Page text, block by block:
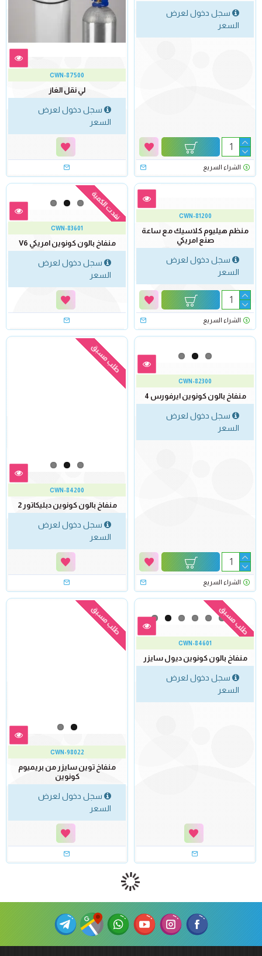
سجل دخول لعرض
السعر
الشراء السريع
CWN-87500
لي نقل الغاز
سجل دخول لعرض
السعر
CWN-81200
منظم هيليوم كلاسيك مع ساعة
صنع امريكي
سجل دخول لعرض
السعر
الشراء السريع
نفدت الكمية
CWN-83601
منفاخ بالون كونوين امريكي V6
سجل دخول لعرض
السعر
CWN-82300
منفاخ بالون كونوين ايرفورس 4
سجل دخول لعرض
السعر
الشراء السريع
طلب مسبق
CWN-84200
منفاخ بالون كونوين دبليكاتور 2
سجل دخول لعرض
السعر
طلب مسبق
CWN-84601
منفاخ بالون كونوين ديول سايزر
سجل دخول لعرض
السعر
طلب مسبق
CWN-98022
منفاخ توين سايزر من بريميوم
كونوين
سجل دخول لعرض
السعر